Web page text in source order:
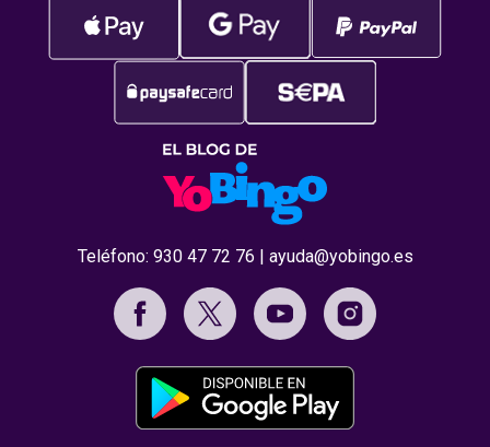
Teléfono: 930 47 72 76 | ayuda@yobingo.es